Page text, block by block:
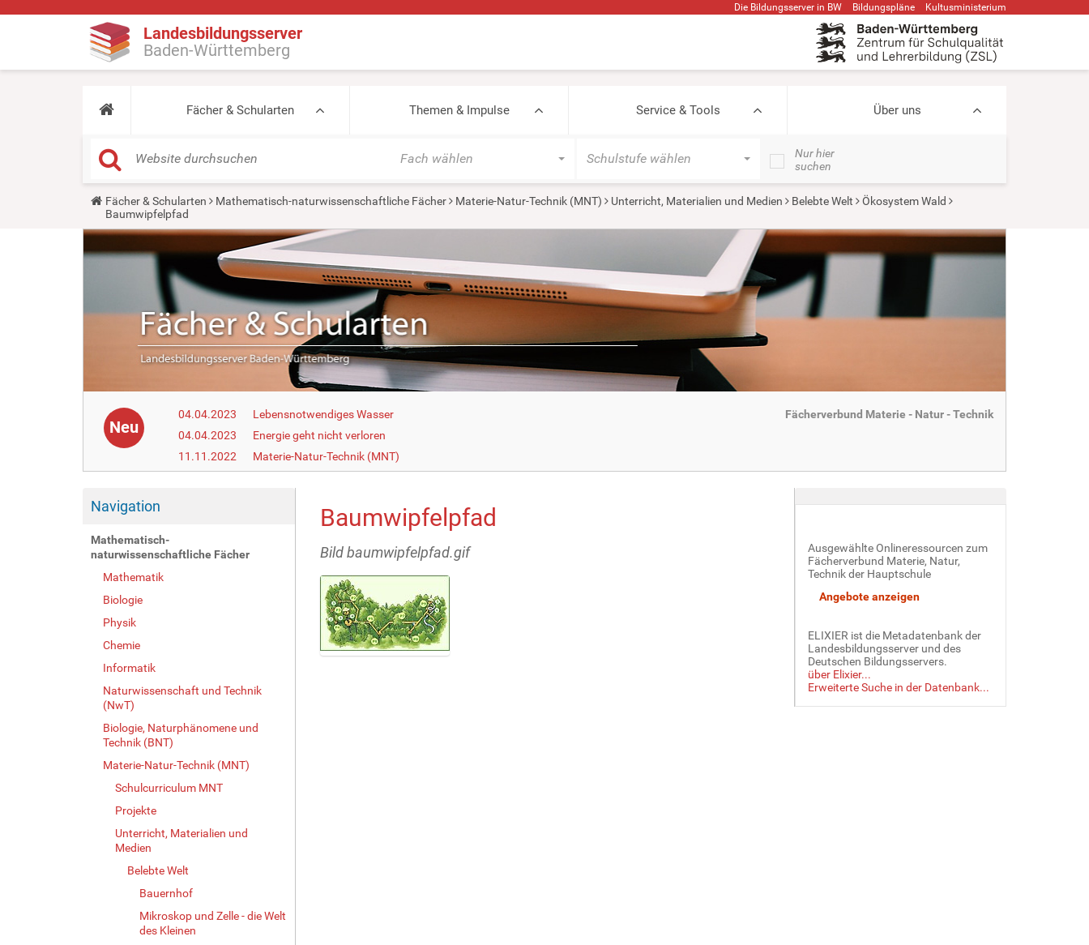
Die Bildungsserver in BW Bildungspläne Kultusministerium
Landesbildungsserver
Baden-Württemberg
Fächer & Schularten Themen & Impulse Service & Tools Über uns
Fach wählen Schulstufe wählen
Nur hier
suchen
Y
u
a
r
e
Fächer & Schularten Mathematisch-naturwissenschaftliche Fächer Materie-Natur-Technik (MNT) Unterricht, Materialien und Medien Belebte Welt
Ökosystem Wald
Baumwipfelpfad
Neu
04.04.2023
Lebensnotwendiges Wasser
04.04.2023
Energie geht nicht verloren
11.11.2022
Materie-Natur-Technik (MNT)
Fächerverbund Materie - Natur - Technik
Navigation
Mathematisch-
naturwissenschaftliche Fächer
Mathematik
Biologie
Physik
Chemie
Informatik
Naturwissenschaft und Technik
(NwT)
Biologie, Naturphänomene und
Technik (BNT)
Materie-Natur-Technik (MNT)
Schulcurriculum MNT
Projekte
Unterricht, Materialien und
Medien
Belebte Welt
Bauernhof
Mikroskop und Zelle - die Welt
des Kleinen
Baumwipfelpfad
Bild baumwipfelpfad.gif
Ausgewählte Onlineressourcen zum
Fächerverbund Materie, Natur,
Technik der Hauptschule
ELIXIER ist die Metadatenbank der
Landesbildungsserver und des
Deutschen Bildungsservers.
über Elixier...
Erweiterte Suche in der Datenbank...